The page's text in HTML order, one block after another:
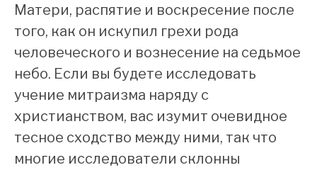
Матери, распятие и воскресение после
того, как он искупил грехи рода
человеческого и вознесение на седьмое
небо. Если вы будете исследовать
учение митраизма наряду с
христианством, вас изумит очевидное
тесное сходство между ними, так что
многие исследователи склонны